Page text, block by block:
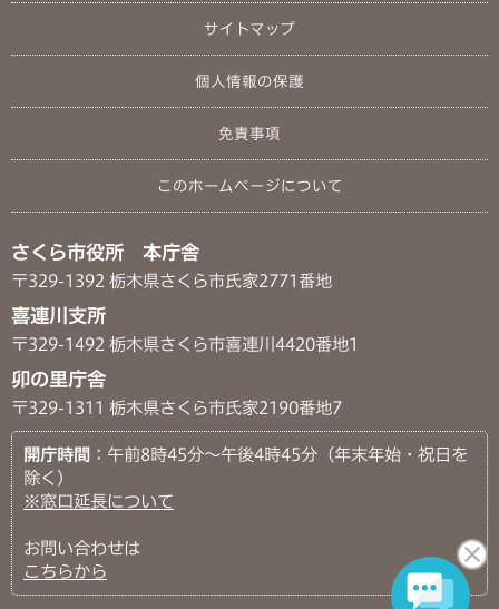
サイトマップ
個人情報の保護
免責事項
このホームページについて
さくら市役所 本庁舎
〒329-1392 栃木県さくら市氏家2771番地
喜連川支所
〒329-1492 栃木県さくら市喜連川4420番地1
卯の里庁舎
〒329-1311 栃木県さくら市氏家2190番地7
開庁時間 ：午前8時45分～午後4時45分（年末年始・祝日を
除く）
※窓口延長について
お問い合わせは
こちらから